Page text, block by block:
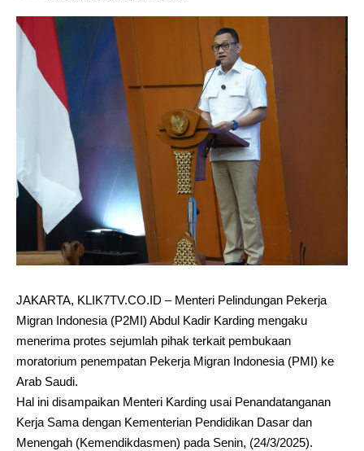
JAKARTA, KLIK7TV.CO.ID – Menteri Pelindungan Pekerja
Migran Indonesia (P2MI) Abdul Kadir Karding mengaku
menerima protes sejumlah pihak terkait pembukaan
moratorium penempatan Pekerja Migran Indonesia (PMI) ke
Arab Saudi.
Hal ini disampaikan Menteri Karding usai Penandatanganan
Kerja Sama dengan Kementerian Pendidikan Dasar dan
Menengah (Kemendikdasmen) pada Senin, (24/3/2025).